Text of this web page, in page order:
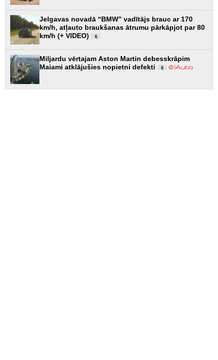
Jelgavas novadā “BMW” vadītājs brauc ar 170
km/h, atļauto braukšanas ātrumu pārkāpjot par 80
km/h (+ VIDEO)
6
Miljardu vērtajam Aston Martin debesskrāpim
Maiami atklājušies nopietni defekti
6